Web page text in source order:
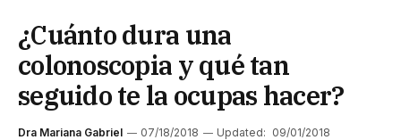
¿Cuánto dura una
colonoscopia y qué tan
seguido te la ocupas hacer?
Dra Mariana Gabriel 07/18/2018 Updated: 09/01/2018